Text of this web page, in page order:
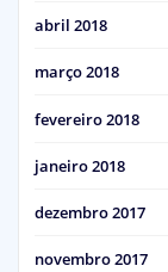
abril 2018
março 2018
fevereiro 2018
janeiro 2018
dezembro 2017
novembro 2017